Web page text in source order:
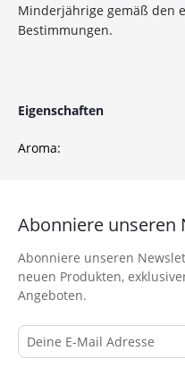
Minderjährige gemäß den
Bestimmungen.
Eigenschaften
Aroma:
*Gilt nicht für Tabakwaren,
Ich habe die
Abonniere unseren
Abonniere unseren
neuen Produkten,
Angeboten.